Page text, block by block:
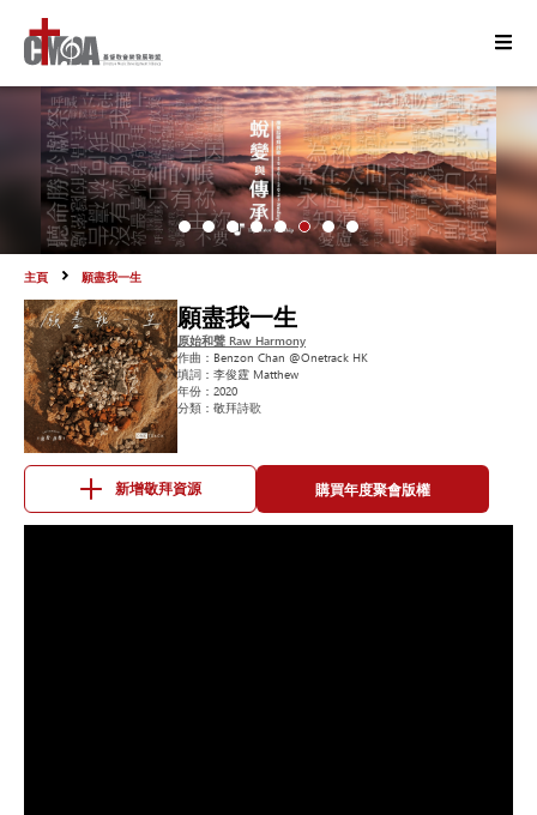
主頁 願盡我一生
願盡我一生
原始和聲 Raw Harmony
作曲： Benzon Chan @Onetrack HK
填詞： 李俊霆 Matthew
年份： 2020
分類： 敬拜詩歌
新增敬拜資源 購買年度聚會版權